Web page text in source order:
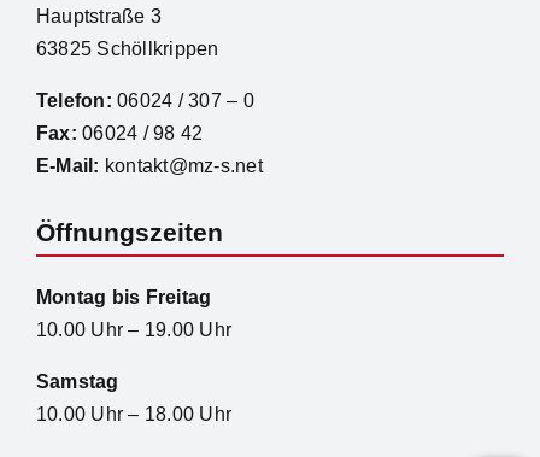
Hauptstraße 3
63825 Schöllkrippen
Telefon: 06024 / 307 – 0
Fax: 06024 / 98 42
E-Mail: kontakt@mz-s.net
Öffnungszeiten
Montag bis Freitag
10.00 Uhr – 19.00 Uhr
Samstag
10.00 Uhr – 18.00 Uhr